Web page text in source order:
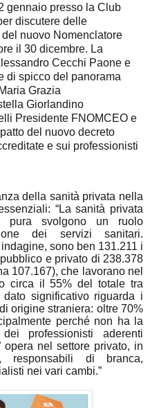
gennaio presso la Club
discutere delle
nuovo Nomenclatore
il 30 dicembre. La
Cecchi Paone e
di spicco del panorama
Maria Grazia
Giorlandino
Presidente FNOMCEO e
del nuovo decreto
e sui professionisti
della sanità privata nella
“La sanità privata
pura svolgono un ruolo
dei servizi sanitari.
sono ben 131.211 i
e privato di 238.378
107.167), che lavorano nel
circa il 55% del totale tra
dato significativo riguarda i
origine straniera: oltre 70%
perché non ha la
professionisti aderenti
opera nel settore privato, in
responsabili di branca,
nei vari cambi.”